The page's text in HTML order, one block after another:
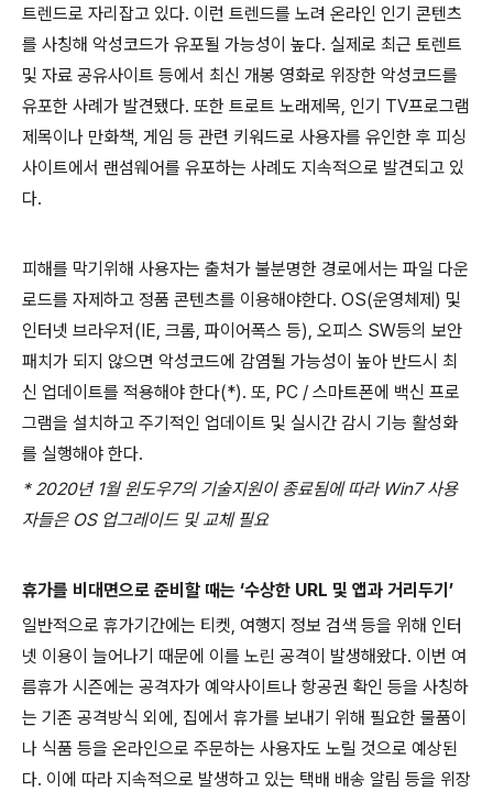
트렌드로 자리잡고 있다. 이런 트렌드를 노려 온라인 인기 콘텐츠
를 사칭해 악성코드가 유포될 가능성이 높다. 실제로 최근 토렌트
및 자료 공유사이트 등에서 최신 개봉 영화로 위장한 악성코드를
유포한 사례가 발견됐다. 또한 트로트 노래제목, 인기 TV프로그램
제목이나 만화책, 게임 등 관련 키워드로 사용자를 유인한 후 피싱
사이트에서 랜섬웨어를 유포하는 사례도 지속적으로 발견되고 있
다.
피해를 막기위해 사용자는 출처가 불분명한 경로에서는 파일 다운
로드를 자제하고 정품 콘텐츠를 이용해야한다. OS(운영체제 ) 및
인터넷 브라우저 (IE, 크롬, 파이어폭스 등), 오피스 SW등의 보안
패치가 되지 않으면 악성코드에 감염될 가능성이 높아 반드시 최
신 업데이트를 적용해야 한다(*). 또, PC / 스마트폰에 백신 프로
그램을 설치하고 주기적인 업데이트 및 실시간 감시 기능 활성화
를 실행해야 한다.
* 2020년1월 윈도우7의 기술지원이 종료됨에 따라Win7사용
자들은OS 업그레이드 및 교체 필요
휴가를 비대면으로 준비할 때는 ‘수상한 URL 및 앱과 거리두기’
일반적으로 휴가기간에는 티켓, 여행지 정보 검색 등을 위해 인터
넷 이용이 늘어나기 때문에 이를 노린 공격이 발생해왔다. 이번 여
름휴가 시즌에는 공격자가 예약사이트나 항공권 확인 등을 사칭하
는 기존 공격방식 외에 , 집에서 휴가를 보내기 위해 필요한 물품이
나 식품 등을 온라인으로 주문하는 사용자도 노릴 것으로 예상된
다. 이에 따라 지속적으로 발생하고 있는 택배 배송 알림 등을 위장